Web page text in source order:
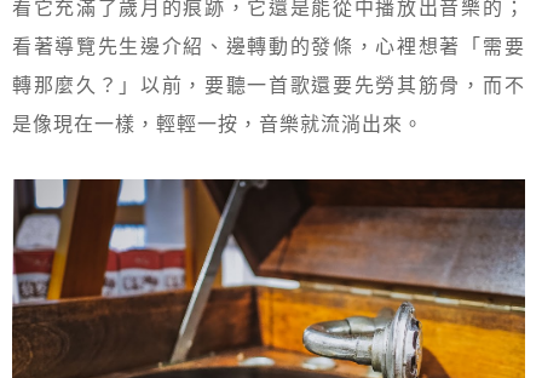
看它充滿了歲月的痕跡，它還是能從中播放出音樂的；
看著導覽先生邊介紹、邊轉動的發條，心裡想著「需要
轉那麼久？」以前，要聽一首歌還要先勞其筋骨，而不
是像現在一樣，輕輕一按，音樂就流淌出來。